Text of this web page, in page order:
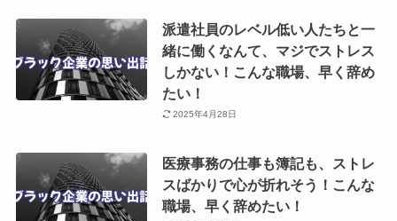
派遣社員のレベル低い人たちと一
緒に働くなんて、マジでストレス
しかない！こんな職場、早く辞め
たい！
2025年4月28日
医療事務の仕事も簿記も、ストレ
スばかりで心が折れそう！こんな
職場、早く辞めたい！